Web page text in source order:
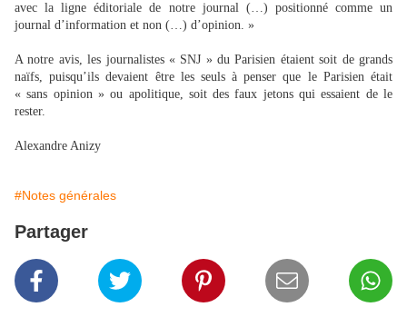
avec la ligne éditoriale de notre journal (…) positionné comme un
journal d’information et non (…) d’opinion. »
A notre avis, les journalistes « SNJ » du Parisien étaient soit de grands
naïfs, puisqu’ils devaient être les seuls à penser que le Parisien était
« sans opinion » ou apolitique, soit des faux jetons qui essaient de le
rester.
Alexandre Anizy
#Notes générales
Partager